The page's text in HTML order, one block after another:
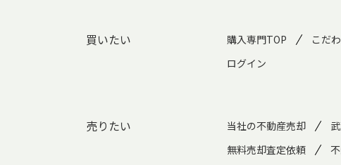
買いたい 購入専門TOP こだ
ログイン
売りたい 当社の不動産売却
無料売却査定依頼